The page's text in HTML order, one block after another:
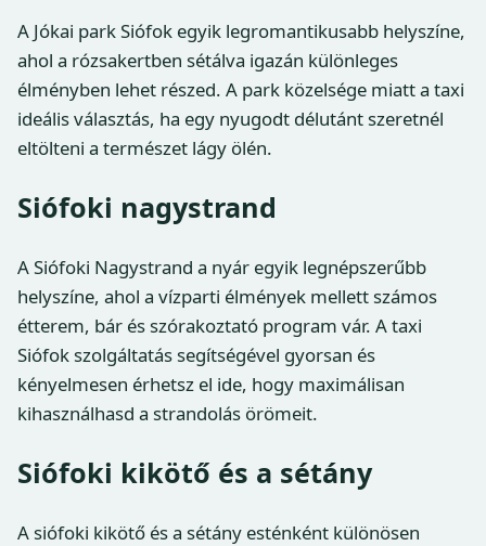
A Jókai park Siófok egyik legromantikusabb helyszíne,
ahol a rózsakertben sétálva igazán különleges
élményben lehet részed. A park közelsége miatt a taxi
ideális választás, ha egy nyugodt délutánt szeretnél
eltölteni a természet lágy ölén.
Siófoki nagystrand
A Siófoki Nagystrand a nyár egyik legnépszerűbb
helyszíne, ahol a vízparti élmények mellett számos
étterem, bár és szórakoztató program vár. A taxi
Siófok szolgáltatás segítségével gyorsan és
kényelmesen érhetsz el ide, hogy maximálisan
kihasználhasd a strandolás örömeit.
Siófoki kikötő és a sétány
A siófoki kikötő és a sétány esténként különösen